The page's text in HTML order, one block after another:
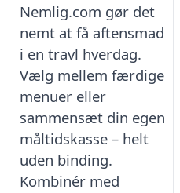
Nemlig.com gør det
nemt at få aftensmad
i en travl hverdag.
Vælg mellem færdige
menuer eller
sammensæt din egen
måltidskasse – helt
uden binding.
Kombinér med